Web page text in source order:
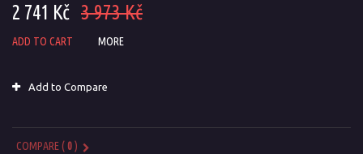
2 741 Kč 3 973 Kč
ADD TO CART MORE
Add to Compare
COMPARE (0)